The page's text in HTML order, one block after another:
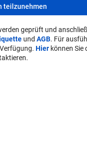
teilzunehmen
geprüft und
und AGB. Für
Hier können Sie